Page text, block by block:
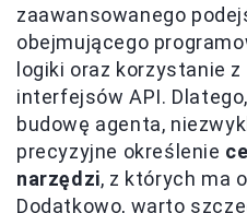
zaawansowanego
obejmującego
logiki oraz korzystanie
interfejsów API.
budowę agenta,
precyzyjne określenie
narzędzi, z których ma
Dodatkowo, warto